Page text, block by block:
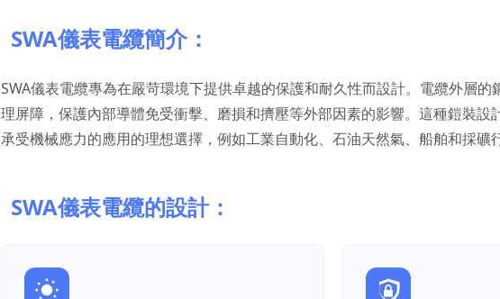
SWA儀表電纜簡介：
SWA儀表電纜專為在嚴苛環境下提供卓越的保護和耐久性而設計。電纜外層的
理屏障，保護內部導體免受衝擊、磨損和擠壓等外部因素的影響。這種鎧裝設
承受機械應力的應用的理想選擇，例如工業自動化、石油天然氣、船舶和採礦行
SWA儀表電纜的設計：